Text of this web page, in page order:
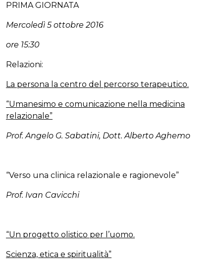
PRIMA GIORNATA
Mercoledì 5 ottobre 2016
ore 15:30
Relazioni:
La persona la centro del percorso terapeutico.
“Umanesimo e comunicazione nella medicina
relazionale”
Prof. Angelo G. Sabatini, Dott. Alberto Aghemo
“Verso una clinica relazionale e ragionevole”
Prof. Ivan Cavicchi
“Un progetto olistico per l’uomo.
Scienza, etica e spiritualità”